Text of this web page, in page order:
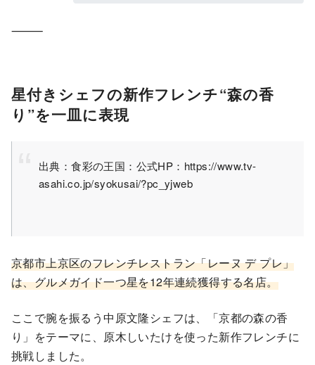
⸻
星付きシェフの新作フレンチ“森の香
り”を一皿に表現
出典：食彩の王国：公式HP：https://www.tv-
asahi.co.jp/syokusai/?pc_yjweb
京都市上京区のフレンチレストラン「レーヌ デ プレ」
は、グルメガイド一つ星を12年連続獲得する名店。
ここで腕を振るう中原文隆シェフは、「京都の森の香
り」をテーマに、原木しいたけを使った新作フレンチに
挑戦しました。